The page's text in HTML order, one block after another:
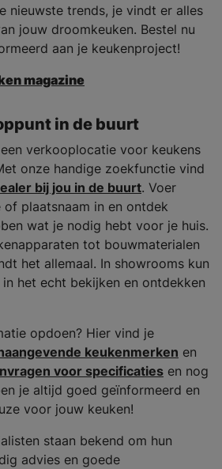
nieuwste trends, je vindt er alles
jouw droomkeuken. Bestel nu
aan je keukenproject!
magazine
in de buurt
verkooplocatie voor keukens
onze handige zoekfunctie vind
bij jou in de buurt. Voer
plaatsnaam in en ontdek
wat je nodig hebt voor je huis.
tot bouwmaterialen
het allemaal. In showrooms kun
het echt bekijken en ontdekken
opdoen? Hier vind je
keukenmerken en
voor specificaties en nog
je altijd goed geïnformeerd en
voor jouw keuken!
staan bekend om hun
advies en goede